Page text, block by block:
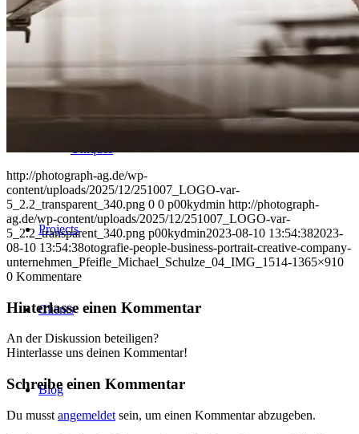
Sports
Projects
Clients
Blog
http://photograph-ag.de/wp-
content/uploads/2025/12/251007_LOGO-var-
5_2.2_transparent_340.png 0 0 p00kydmin http://photograph-
ag.de/wp-content/uploads/2025/12/251007_LOGO-var-
5_2.2_transparent_340.png p00kydmin2023-08-10 13:54:382023-
08-10 13:54:38otografie-people-business-portrait-creative-company-
unternehmen_Pfeifle_Michael_Schulze_04_IMG_1514-1365×910
0 Kommentare
Hinterlasse einen Kommentar
An der Diskussion beteiligen?
Hinterlasse uns deinen Kommentar!
Schreibe einen Kommentar
Du musst angemeldet sein, um einen Kommentar abzugeben.